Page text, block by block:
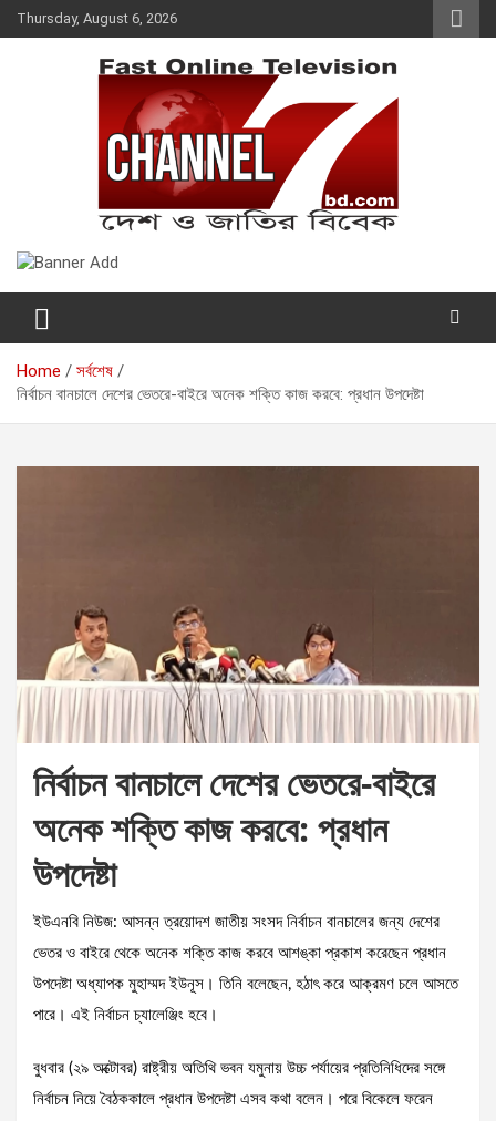
Skip
to
Thursday, August 6, 2026
Fast Online Television –
CHANNEL7BD.COM
Home
সর্বশেষ
নির্বাচন বানচালে দেশের ভেতরে-বাইরে অনেক শক্তি কাজ করবে: প্রধান উপদেষ্টা
নির্বাচন বানচালে দেশের ভেতরে-বাইরে
অনেক শক্তি কাজ করবে: প্রধান
উপদেষ্টা
ইউএনবি নিউজ: আসন্ন ত্রয়োদশ জাতীয় সংসদ নির্বাচন বানচালের জন্য দেশের
ভেতর ও বাইরে থেকে অনেক শক্তি কাজ করবে আশঙ্কা প্রকাশ করেছেন প্রধান
উপদেষ্টা অধ্যাপক মুহাম্মদ ইউনূস। তিনি বলেছেন, হঠাৎ করে আক্রমণ চলে আসতে
পারে। এই নির্বাচন চ্যালেঞ্জিং হবে।
বুধবার (২৯ অক্টোবর) রাষ্ট্রীয় অতিথি ভবন যমুনায় উচ্চ পর্যায়ের প্রতিনিধিদের সঙ্গে
নির্বাচন নিয়ে বৈঠককালে প্রধান উপদেষ্টা এসব কথা বলেন। পরে বিকেলে ফরেন